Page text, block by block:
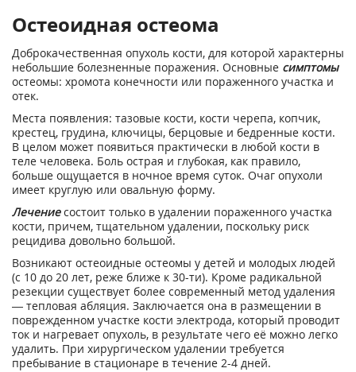
Остеоидная остеома
Доброкачественная опухоль кости, для которой характерны
небольшие болезненные поражения. Основные симптомы
остеомы: хромота конечности или пораженного участка и
отек.
Места появления: тазовые кости, кости черепа, копчик,
крестец, грудина, ключицы, берцовые и бедренные кости.
В целом может появиться практически в любой кости в
теле человека. Боль острая и глубокая, как правило,
больше ощущается в ночное время суток. Очаг опухоли
имеет круглую или овальную форму.
Лечениесостоит только в удалении пораженного участка
кости, причем, тщательном удалении, поскольку риск
рецидива довольно большой.
Возникают остеоидные остеомы у детей и молодых людей
(с 10 до 20 лет, реже ближе к 30-ти). Кроме радикальной
резекции существует более современный метод удаления
— тепловая абляция. Заключается она в размещении в
поврежденном участке кости электрода, который проводит
ток и нагревает опухоль, в результате чего её можно легко
удалить. При хирургическом удалении требуется
пребывание в стационаре в течение 2-4 дней.